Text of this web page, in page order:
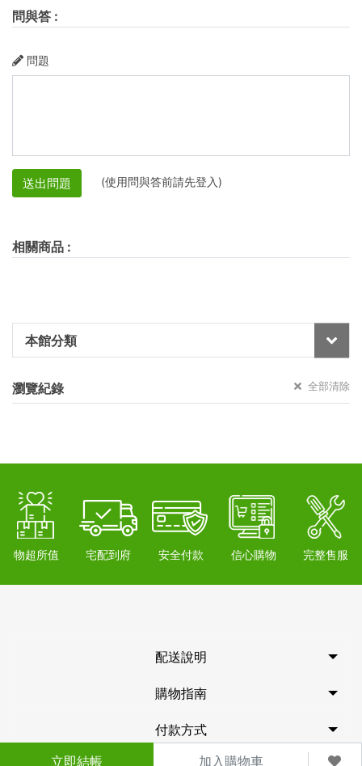
本館分類
瀏覽紀錄 全部清除
立即結帳 加入購物車
問與答 :
問題
送出問題 (使用問與答前請先登入)
相關商品 :
物超所值 宅配到府 安全付款 信心購物 完整售服
配送說明
購物指南
付款方式